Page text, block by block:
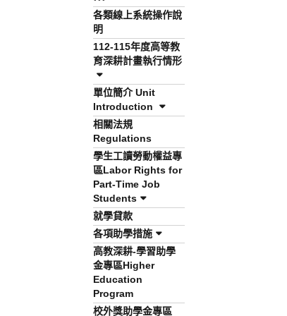
各類線上系統操作說
明
112-115年度高等教
育深耕計畫執行情形
單位簡介 Unit
Introduction
相關法規
Regulations
學生工讀勞動權益專
區Labor Rights for
Part-Time Job
Students
就學貸款
各項助學措施
高教深耕-學習助學
金專區Higher
Education
Program
校外獎助學金專區